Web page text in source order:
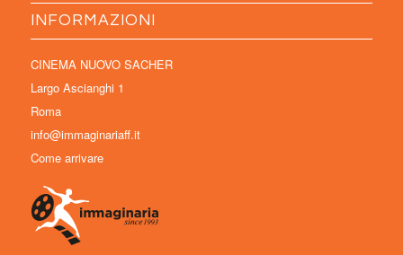
INFORMAZIONI
CINEMA NUOVO SACHER
Largo Ascianghi 1
Roma
info@immaginariaff.it
Come arrivare